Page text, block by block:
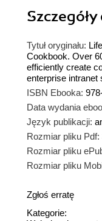
Szczegóły
Tytuł oryginału:
Cookbook. Over
efficiently create
enterprise intranet
ISBN Ebooka:
Data wydania
Język publikacji:
Rozmiar pliku Pdf:
Rozmiar pliku
Rozmiar pliku
Zgłoś erratę
Kategorie: